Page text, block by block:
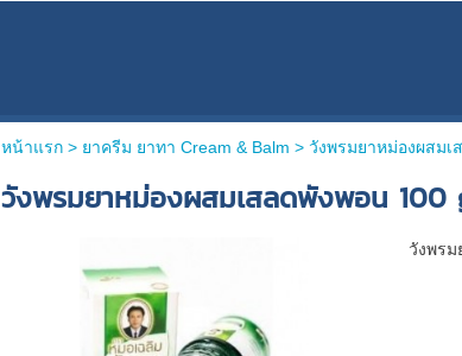
หน้าแรก> ยาครีม ยาทา Cream & Balm > วังพรมยาหม่องผสมเ
วังพรมยาหม่องผสมเสลดพังพอน 100
วังพร